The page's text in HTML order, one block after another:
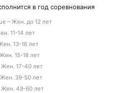
в год соревнования
– Жен. до 12 лет
11-14 лет
13-16 лет
15-18 лет
Жен. 17-40 лет
Жен. 39-50 лет
Жен. 49-60 лет